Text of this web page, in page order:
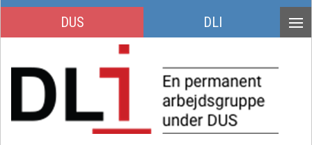
DUS DLI